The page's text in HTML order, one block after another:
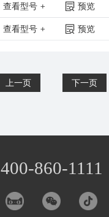
查看型号 预览
查看型号 预览
400-860-1111